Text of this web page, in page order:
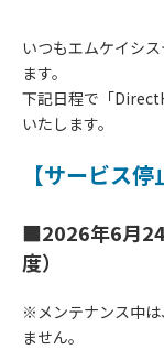
いつもエムケイシ
ます。
下記日程で「
いたします。
【サービス停
■2026年6月
度）
※メンテナンス中は
ません。